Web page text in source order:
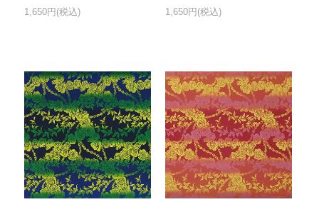
1,650円(税込) 1,650円(税込)